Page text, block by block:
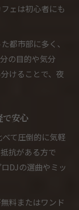
ェは初心者にも
都市部に多く、
の目的や気分
けることで、夜
で安心
て圧倒的に気軽
抗がある方で
DJの選曲やミッ
料またはワンド